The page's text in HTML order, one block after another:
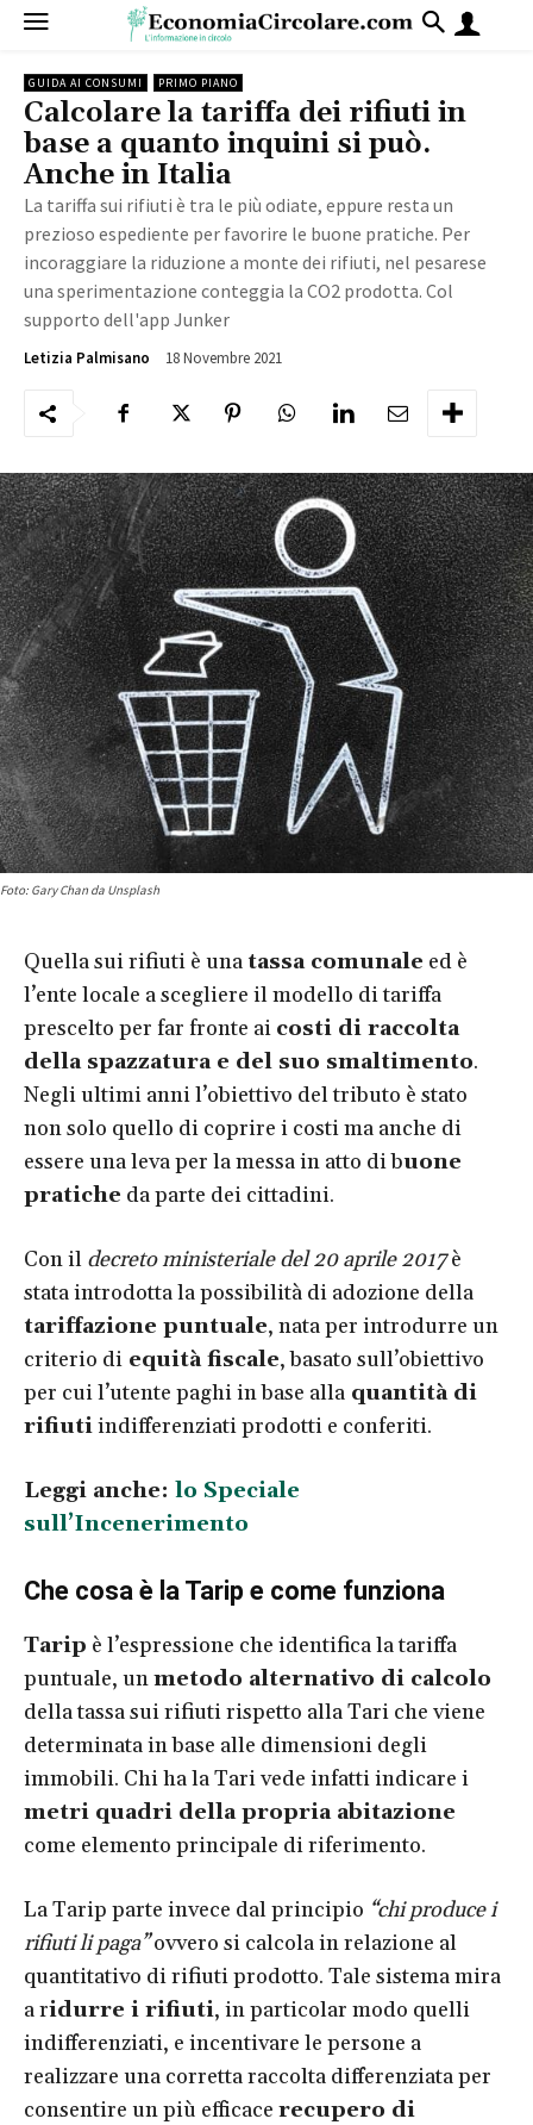
GUIDA AI CONSUMI PRIMO PIANO
Calcolare la tariffa dei rifiuti in
base a quanto inquini si può.
Anche in Italia
La tariffa sui rifiuti è tra le più odiate, eppure resta un
prezioso espediente per favorire le buone pratiche. Per
incoraggiare la riduzione a monte dei rifiuti, nel pesarese
una sperimentazione conteggia la CO2 prodotta. Col
supporto dell'app Junker
Letizia Palmisano 18 Novembre 2021
Foto: Gary Chan da Unsplash
Quella sui rifiuti è una tassa comunale ed è
l’ente locale a scegliere il modello di tariffa
prescelto per far fronte ai costi di raccolta
della spazzatura e del suo smaltimento.
Negli ultimi anni l’obiettivo del tributo è stato
non solo quello di coprire i costi ma anche di
essere una leva per la messa in atto di buone
pratiche da parte dei cittadini.
Con il decreto ministeriale del 20 aprile 2017è
stata introdotta la possibilità di adozione della
tariffazione puntuale, nata per introdurre un
criterio di equità fiscale, basato sull’obiettivo
per cui l’utente paghi in base alla quantità di
rifiutiindifferenziati prodotti e conferiti.
Leggi anche: lo Speciale
sull’Incenerimento
Che cosa è la Tarip e come funziona
Tarip è l’espressione che identifica la tariffa
puntuale, unmetodo alternativo di calcolo
della tassa sui rifiuti rispetto alla Tari che viene
determinata in base alle dimensioni degli
immobili. Chi ha la Tari vede infatti indicare i
metri quadri della propria abitazione
come elemento principale di riferimento.
La Tarip parte invece dal principio “chi produce i
rifiuti li paga”ovvero si calcola in relazione al
quantitativo di rifiuti prodotto. Tale sistema mira
a ridurre i rifiuti, in particolar modo quelli
indifferenziati, e incentivare le persone a
realizzare una corretta raccolta differenziata per
consentire un più efficace recupero di